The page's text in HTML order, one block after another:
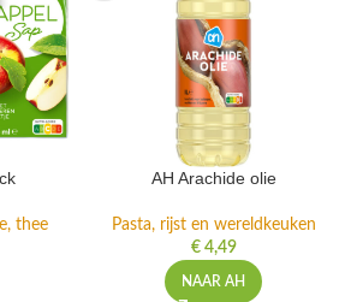
thee
AH Arachide olie
Pasta, rijst en wereldkeuken
€4,49
NAAR AH